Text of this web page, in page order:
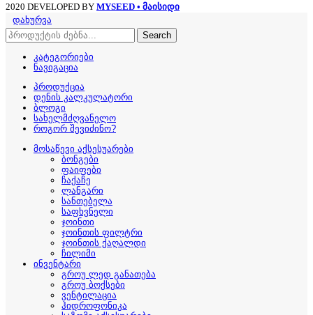
2020 DEVELOPED BY MYSEED • მაისიდი
დახურვა
Search
კატეგორიები
ნავიგაცია
პროდუქცია
დენის კალკულატორი
ბლოგი
სახელმძღვანელო
როგორ შევიძინო?
მოსაწევი აქსესუარები
ბონგები
ფაიფები
ჩაქაჩე
ლანგარი
სანთებელა
საფხვნელი
ჯოინთი
ჯოინთის ფილტრი
ჯოინთის ქაღალდი
ჩილიმი
ინვენტარი
გროუ ლედ განათება
გროუ ბოქსები
ვენტილაცია
ჰიდროფონიკა